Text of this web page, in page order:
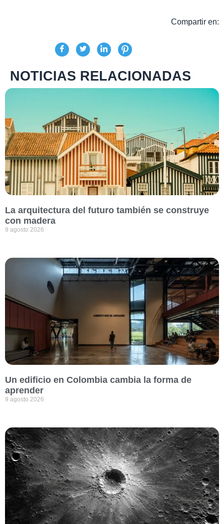
Compartir en:
NOTICIAS RELACIONADAS
La arquitectura del futuro también se construye
con madera
9 agosto 2026
Un edificio en Colombia cambia la forma de
aprender
9 agosto 2026